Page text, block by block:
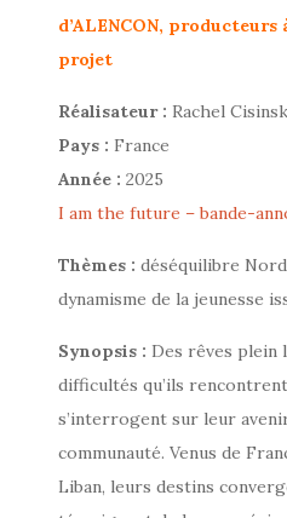
d’ALENCON,
projet
Réalisateur : Rachel
Pays : France
Année : 2025
I am the future – bande-
Thèmes : déséquilibre
dynamisme de la jeunesse
Synopsis : Des rêves plein
difficultés qu’ils
s’interrogent sur leur
communauté. Venus de
Liban, leurs destins